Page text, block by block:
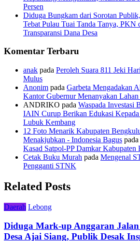
Persen
Diduga Bungkam dari Sorotan
Tebat Pulau Tuai Tanda Tanya, PKN
Transparansi Dana Desa
Komentar Terbaru
anak pada Peroleh Suara 811 Jeki
Mulus
Anonim pada Garbeta Mengadakan
Kantor Gubernur Menanyakan
ANDRIKO pada Waspada Investasi
IAIN Curup Berikan Edukasi Kepada
Lubuk Kembang
12 Foto Menarik Kabupaten
Menakjubkan - Indonesia Bagus pada
Kasad Satpol-PP Damkar Kabupaten
Cetak Buku Murah pada Mengenal
Pengganti STNK
Related Posts
Daerah Lebong
Diduga Mark-up Anggaran Jalan
Desa Ajai Siang, Publik Desak